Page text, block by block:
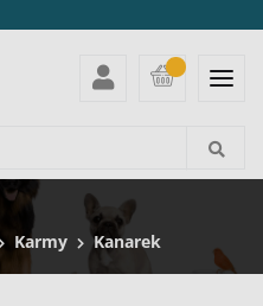
Karmy Kanarek